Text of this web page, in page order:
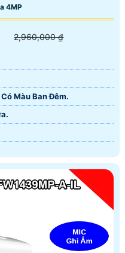
4MP
2,960,000 ₫
Màu Ban Ðêm.